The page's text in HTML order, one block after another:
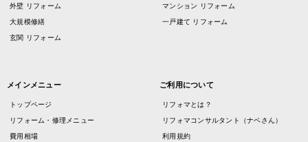
外壁 リフォーム
大規模修繕
玄関 リフォーム
マンション リフォーム
一戸建て リフォーム
メインメニュー
トップページ
リフォーム・修理メニュー
費用相場
ご利用について
リフォマとは？
リフォマコンサルタント（ナベさん）
利用規約